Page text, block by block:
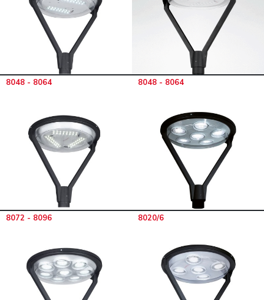
8048 - 8064 8048 - 8064
8072 - 8096 8020/6